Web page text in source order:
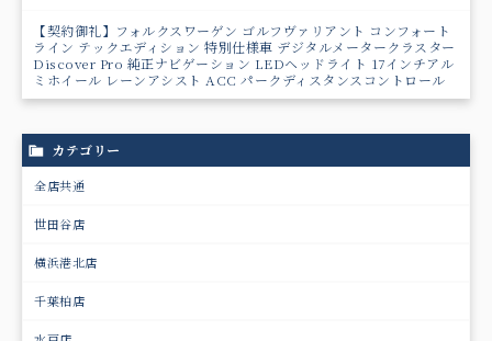
【契約御礼】フォルクスワーゲン ゴルフヴァリアント コンフォート
ライン テックエディション 特別仕様車 デジタルメータークラスター
Discover Pro 純正ナビゲーション LEDヘッドライト 17インチアル
ミホイール レーンアシスト ACC パークディスタンスコントロール
カテゴリー
全店共通
世田谷店
横浜港北店
千葉柏店